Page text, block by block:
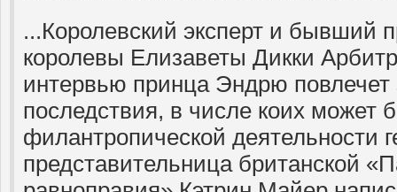
...Королевский эксперт и бывший
королевы Елизаветы Дикки
интервью принца Эндрю повлечет
последствия, в числе коих может
филантропической деятельности
представительница британской